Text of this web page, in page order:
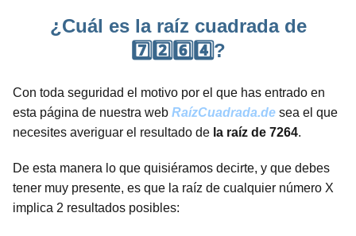
¿Cuál es la raíz cuadrada de
7️⃣2️⃣6️⃣4️⃣?
Con toda seguridad el motivo por el que has entrado en
esta página de nuestra web RaízCuadrada.de sea el que
necesites averiguar el resultado de la raíz de 7264.
De esta manera lo que quisiéramos decirte, y que debes
tener muy presente, es que la raíz de cualquier número X
implica 2 resultados posibles: